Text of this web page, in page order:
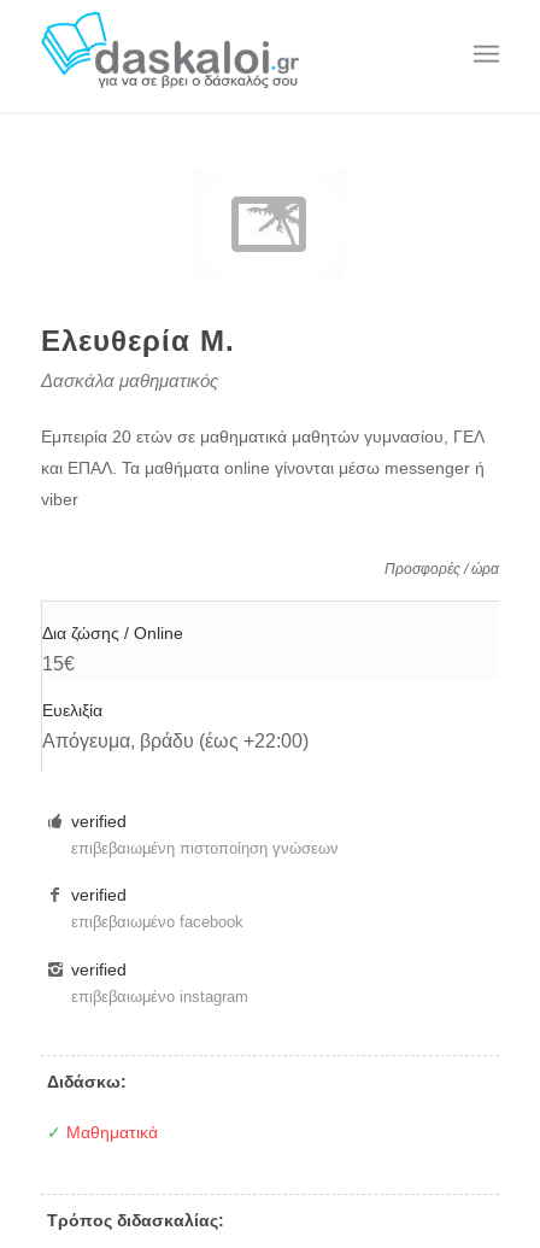
Ελευθερία Μ.
Δασκάλα μαθηματικός
Εμπειρία 20 ετών σε μαθηματικά μαθητών γυμνασίου, ΓΕΛ
και ΕΠΑΛ. Τα μαθήματα online γίνονται μέσω messenger ή
viber
Προσφορές / ώρα
Δια ζώσης / Online
15€
Ευελιξία
Απόγευμα, βράδυ (έως +22:00)
verified
επιβεβαιωμένη πιστοποίηση γνώσεων
verified
επιβεβαιωμένο facebook
verified
επιβεβαιωμένο instagram
Διδάσκω:
✓ Μαθηματικά
Τρόπος διδασκαλίας: